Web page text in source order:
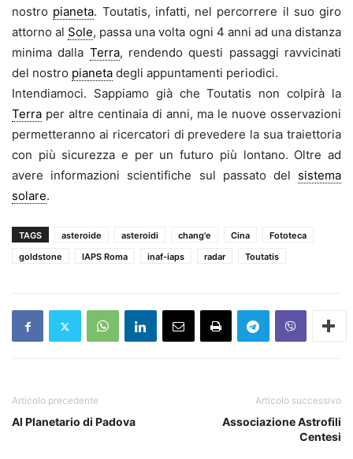
nostro pianeta. Toutatis, infatti, nel percorrere il suo giro
attorno al Sole, passa una volta ogni 4 anni ad una distanza
minima dalla Terra, rendendo questi passaggi ravvicinati
del nostro pianeta degli appuntamenti periodici.
Intendiamoci. Sappiamo già che Toutatis non colpirà la
Terra per altre centinaia di anni, ma le nuove osservazioni
permetteranno ai ricercatori di prevedere la sua traiettoria
con più sicurezza e per un futuro più lontano. Oltre ad
avere informazioni scientifiche sul passato del sistema
solare.
TAGS asteroide asteroidi chang'e Cina
Fototeca
goldstone
IAPS Roma inaf-iaps radar Toutatis
Articolo precedente
Al Planetario di Padova
Articolo successivo
Associazione Astrofili
Centesi